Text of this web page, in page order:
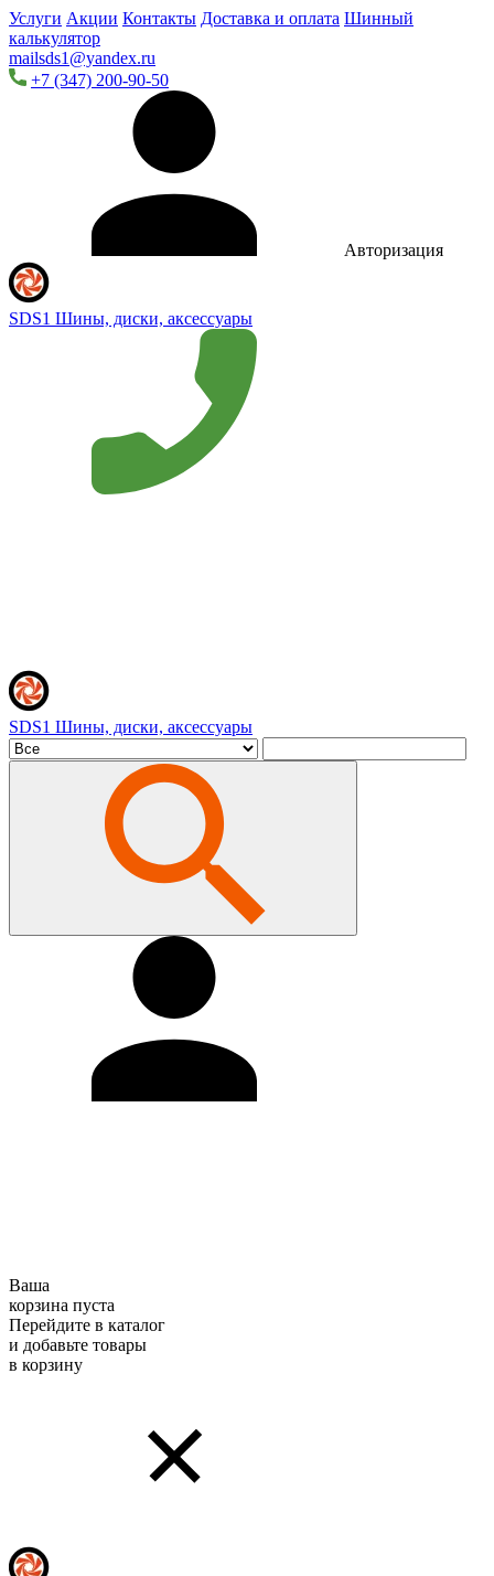
Услуги Акции Контакты Доставка и оплата Шинный
калькулятор
mailsds1@yandex.ru
+7 (347) 200-90-50
Авторизация
SDS1 Шины, диски, аксессуары
SDS1 Шины, диски, аксессуары
Ваша
корзина пуста
Перейдите в каталог
и добавьте товары
в корзину